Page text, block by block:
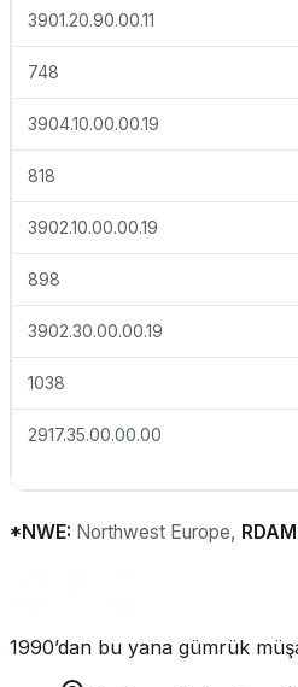
3901.20.90.00.11
748
3904.10.00.00.19
818
3902.10.00.00.19
898
3902.30.00.00.19
1038
2917.35.00.00.00
*NWE: Northwest Europe,
1990’dan bu yana gümrük